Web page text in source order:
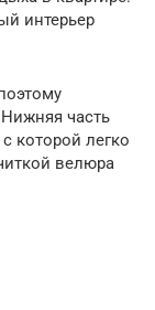
интерьер
Нижняя часть
которой легко
велюра